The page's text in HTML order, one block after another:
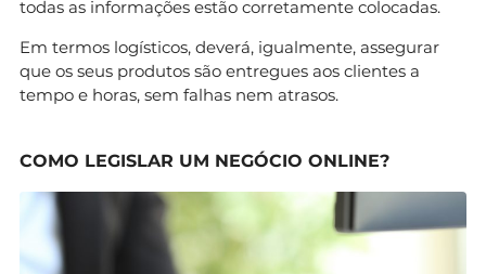
todas as informações estão corretamente colocadas.
Em termos logísticos, deverá, igualmente, assegurar
que os seus produtos são entregues aos clientes a
tempo e horas, sem falhas nem atrasos.
COMO LEGISLAR UM NEGÓCIO ONLINE?